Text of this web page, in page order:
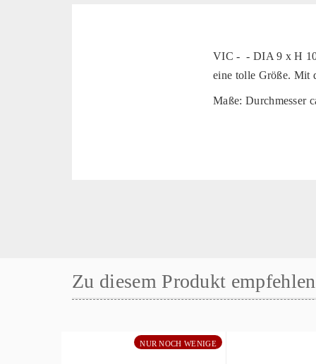
VIC - - DIA 9 x H 10
eine tolle Größe. Mit
Maße: Durchmesser
Zu diesem Produkt
NUR NOCH WENIGE